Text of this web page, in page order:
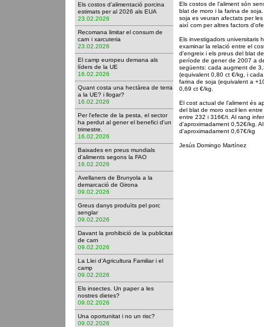
Els costos d'alimentació porcina
estimats per al 2026 als EUA
23.02.2026
Recomana limitar el consum de
carn i xarcuteria
23.02.2026
El camp europeu demana als
líders de la UE
16.02.2026
Quant costa una hectàrea de terra
a la UE? i llogar?
16.02.2026
Per l'efecte de la pesta, el sector
ha perdut al gener el benefici d'un
trimestre.
16.02.2026
Baixades en preus mundials
d'aliments segons la FAO
16.02.2026
Avellaners de Brunyola a la
demarcació de Girona
09.02.2026
Greus danys produïts pel porc
senglar
09.02.2026
Davant la prohibició de la publicitat
de carn
09.02.2026
La Llei d’Agricultura Familiar i el
camp
09.02.2026
Els insectes. Un paper a les
nostres dietes?
09.02.2026
Una oportunitat i no un risc?
09.02.2026
Els costos de l'aliment són
blat de moro i la farina de
soja es veuran afectats per
així com per altres factors
Els investigadors universitaris
examinar la relació entre el
d'engreix i els preus del blat
període de gener de 2007 a
següents: cada augment de
(equivalent 0,80 ct €/kg, i
farina de soja (equivalent a
0,69 ct €/kg.
El cost actual de l'aliment és
del blat de moro oscil·len
entre 232 i 316€/t. Al rang
d'aproximadament 0,52€/kg.
d'aproximadament 0,67€/kg
Jesús Domingo Martínez